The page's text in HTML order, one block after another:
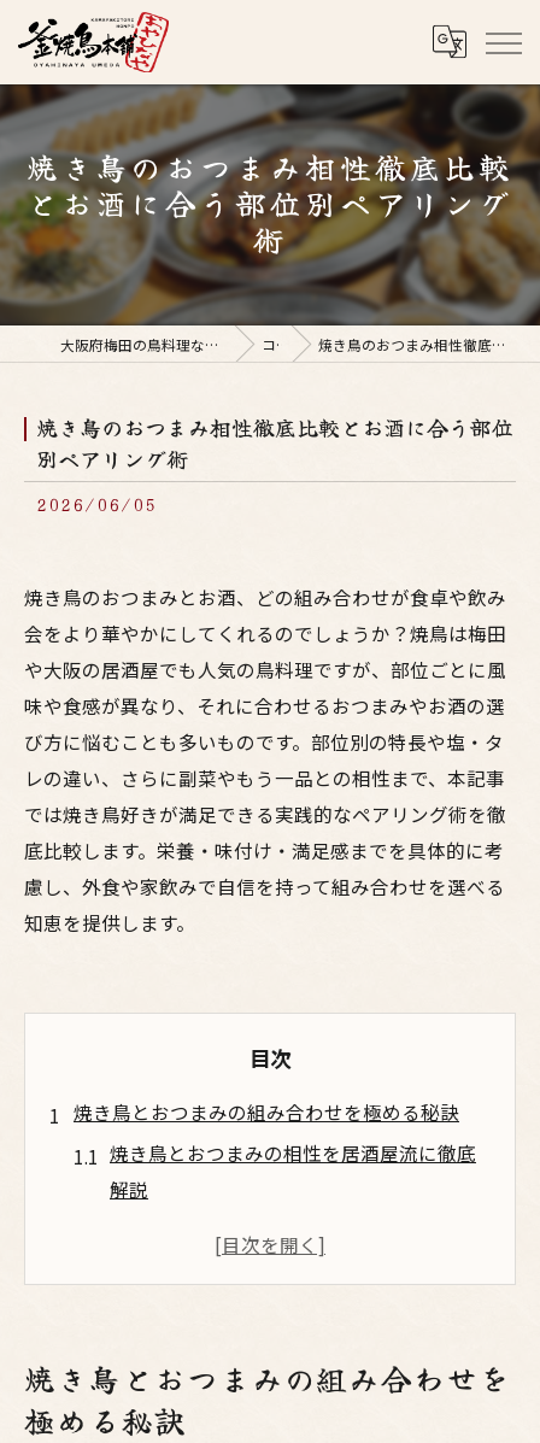
焼き鳥のおつまみ相性徹底比較
とお酒に合う部位別ペアリング
術
大阪府梅田の鳥料理なら釜焼鳥本舗おやひなや 梅田店 コラム 焼き鳥のおつまみ相性徹底比較とお酒に合う部位別ペアリング術
焼き鳥のおつまみ相性徹底比較とお酒に合う部位
別ペアリング術
2026/06/05
焼き鳥のおつまみとお酒、どの組み合わせが食卓や飲み
会をより華やかにしてくれるのでしょうか？焼鳥は梅田
や大阪の居酒屋でも人気の鳥料理ですが、部位ごとに風
味や食感が異なり、それに合わせるおつまみやお酒の選
び方に悩むことも多いものです。部位別の特長や塩・タ
レの違い、さらに副菜やもう一品との相性まで、本記事
では焼き鳥好きが満足できる実践的なペアリング術を徹
底比較します。栄養・味付け・満足感までを具体的に考
慮し、外食や家飲みで自信を持って組み合わせを選べる
知恵を提供します。
目次
焼き鳥とおつまみの組み合わせを極める秘訣
焼き鳥とおつまみの相性を居酒屋流に徹底
解説
梅田でも人気の鳥料理に合うお酒と副菜選
焼鳥とお酒のマリアージュで食卓がもっと
華やかに
焼き鳥とおつまみの組み合わせを
極める秘訣